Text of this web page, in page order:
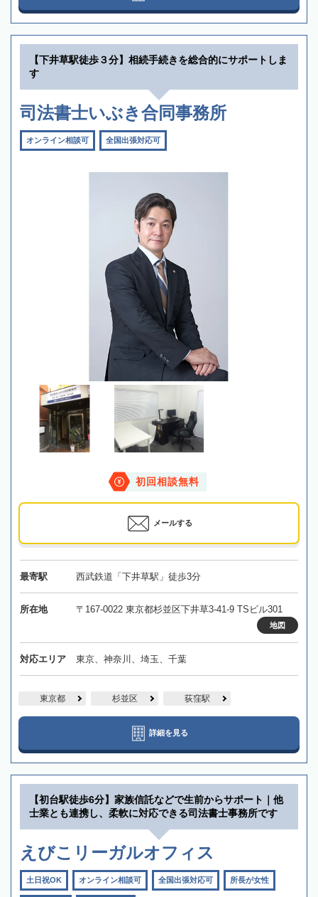
【下井草駅徒歩３分】相続手続きを総合的にサポートしま
す
司法書士いぶき合同事務所
オンライン相談可 全国出張対応可
初回相談無料
メールする
最寄駅 西武鉄道「下井草駅」徒歩3分
所在地 〒167-0022 東京都杉並区下井草3-41-9 TSビル301
地図
対応エリア 東京、神奈川、埼玉、千葉
東京都 杉並区 荻窪駅
詳細を見る
【初台駅徒歩6分】家族信託などで生前からサポート｜他
士業とも連携し、柔軟に対応できる司法書士事務所です
えびこリーガルオフィス
土日祝OK オンライン相談可 全国出張対応可 所長が女性